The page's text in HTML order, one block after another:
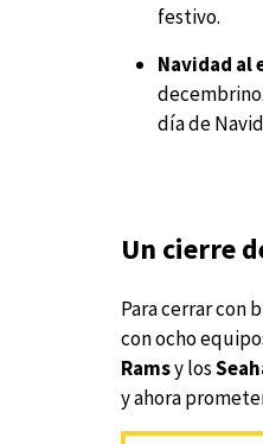
festivo.
Navidad al
día de
Un cierre
Para cerrar con
con ocho
Ramsy los
y ahora